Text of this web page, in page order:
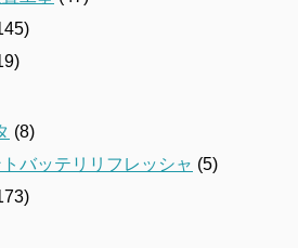
(8)
バッテリリフレッシャ (5)